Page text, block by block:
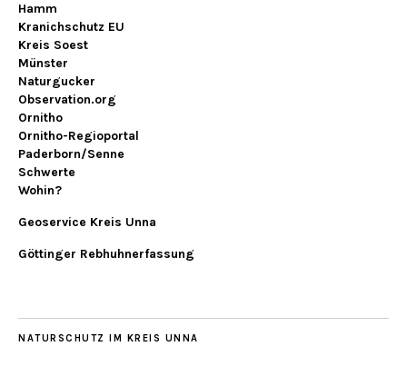
Hamm
Kranichschutz EU
Kreis Soest
Münster
Naturgucker
Observation.org
Ornitho
Ornitho-Regioportal
Paderborn/Senne
Schwerte
Wohin?
Geoservice Kreis Unna
Göttinger Rebhuhnerfassung
NATURSCHUTZ IM KREIS UNNA